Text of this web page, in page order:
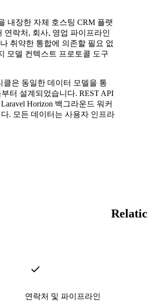
내장한 자체 호스팅 CRM 플랫
연락처, 회사, 영업 파이프라인
취약한 통합에 의존할 필요 없
모델 컨텍스트 프로토콜 도구
은 동일한 데이터 모델을 통
터 설계되었습니다. REST API
Horizon 백그라운드 워커
. 모든 데이터는 사용자 인프라
연락처 및 파이프라인